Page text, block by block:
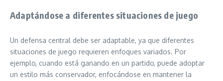
Adaptándose a diferentes situaciones de juego
Un defensa central debe ser adaptable, ya que diferentes
situaciones de juego requieren enfoques variados. Por
ejemplo, cuando está ganando en un partido, puede adoptar
un estilo más conservador, enfocándose en mantener la